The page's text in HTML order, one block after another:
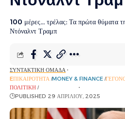
100 μέρες... τρέλας: Τα πρώτα θύματα
Ντόναλντ Τραμπ
ΣΥΝΤΑΚΤΙΚΉ ΟΜΆΔΑ
EΠΙΚΑΙΡΌΤΗΤΑ MONEY & FINANCE
ΠΟΛΙΤΙΚΉ ΡΟΉ ΕΙΔΉΣΕΩΝ
PUBLISHED 29 ΑΠΡΙΛΊΟΥ, 2025